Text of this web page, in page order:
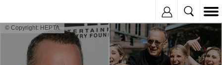
© Copyright: HEPTA